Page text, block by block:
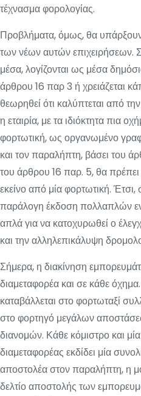
τέχνασμα φορολογίας.
Προβλήματα, όμως, θα υπάρξουν
των νέων αυτών επιχειρήσεων.
μέσα, λογίζονται ως μέσα
άρθρου 16 παρ 3 ή χρειάζεται
θεωρηθεί ότι καλύπτεται από
η εταιρία, με τα ιδιόκτητα πια
φορτωτική, ως οργανωμένο
και τον παραλήπτη, βάσει του
του άρθρου 16 παρ. 5, θα
εκείνο από μία φορτωτική. Έτσι,
παράλογη έκδοση πολλαπλών
απλά για να κατοχυρωθεί ο
και την αλληλεπικάλυψη
Σήμερα, η διακίνηση
διαμεταφορέα και σε κάθε
καταβάλλεται στο φορτωταξί
στο φορτηγό μεγάλων
διανομών. Κάθε κόμιστρο και
διαμεταφορέας εκδίδει μία
αποστολέα στον παραλήπτη, η
δελτίο αποστολής των